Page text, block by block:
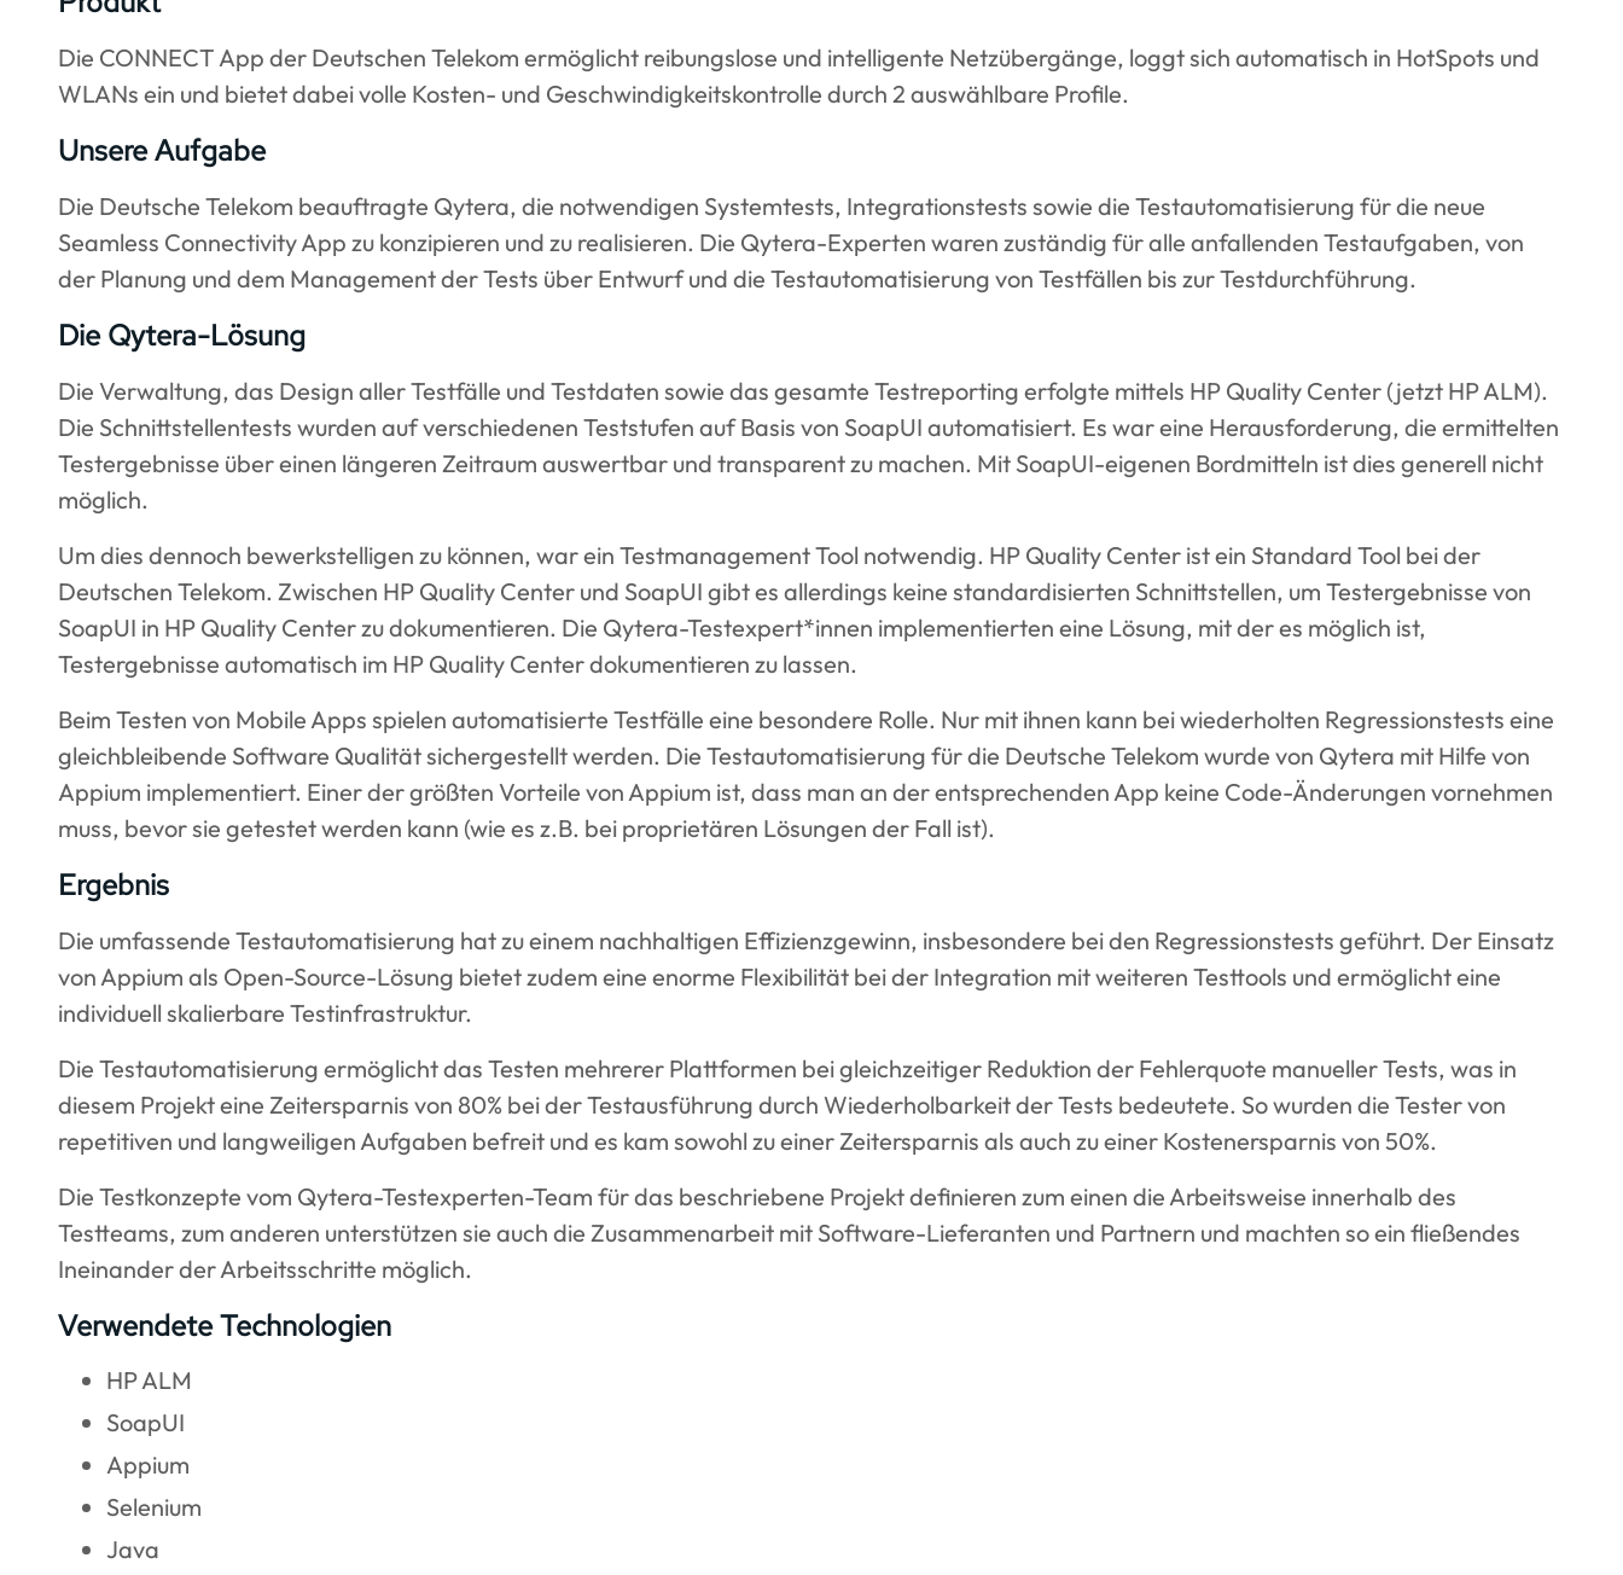
Die CONNECT App der Deutschen Telekom ermöglicht reibungslose und intelligente Netzübergänge, loggt sich automatisch in HotSpots und
WLANs ein und bietet dabei volle Kosten- und Geschwindigkeitskontrolle durch 2 auswählbare Profile.
Unsere Aufgabe
Die Deutsche Telekom beauftragte Qytera, die notwendigen Systemtests, Integrationstests sowie die Testautomatisierung für die neue
Seamless Connectivity App zu konzipieren und zu realisieren. Die Qytera-Experten waren zuständig für alle anfallenden Testaufgaben, von
der Planung und dem Management der Tests über Entwurf und die Testautomatisierung von Testfällen bis zur Testdurchführung.
Die Qytera-Lösung
Die Verwaltung, das Design aller Testfälle und Testdaten sowie das gesamte Testreporting erfolgte mittels HP Quality Center (jetzt HP ALM).
Die Schnittstellentests wurden auf verschiedenen Teststufen auf Basis von SoapUI automatisiert. Es war eine Herausforderung, die ermittelten
Testergebnisse über einen längeren Zeitraum auswertbar und transparent zu machen. Mit SoapUI-eigenen Bordmitteln ist dies generell nicht
möglich.
Um dies dennoch bewerkstelligen zu können, war ein Testmanagement Tool notwendig. HP Quality Center ist ein Standard Tool bei der
Deutschen Telekom. Zwischen HP Quality Center und SoapUI gibt es allerdings keine standardisierten Schnittstellen, um Testergebnisse von
SoapUI in HP Quality Center zu dokumentieren. Die Qytera-Testexpert*innen implementierten eine Lösung, mit der es möglich ist,
Testergebnisse automatisch im HP Quality Center dokumentieren zu lassen.
Beim Testen von Mobile Apps spielen automatisierte Testfälle eine besondere Rolle. Nur mit ihnen kann bei wiederholten Regressionstests eine
gleichbleibende Software Qualität sichergestellt werden. Die Testautomatisierung für die Deutsche Telekom wurde von Qytera mit Hilfe von
Appium implementiert. Einer der größten Vorteile von Appium ist, dass man an der entsprechenden App keine Code-Änderungen vornehmen
muss, bevor sie getestet werden kann (wie es z.B. bei proprietären Lösungen der Fall ist).
Ergebnis
Die umfassende Testautomatisierung hat zu einem nachhaltigen Effizienzgewinn, insbesondere bei den Regressionstests geführt. Der Einsatz
von Appium als Open-Source-Lösung bietet zudem eine enorme Flexibilität bei der Integration mit weiteren Testtools und ermöglicht eine
individuell skalierbare Testinfrastruktur.
Die Testautomatisierung ermöglicht das Testen mehrerer Plattformen bei gleichzeitiger Reduktion der Fehlerquote manueller Tests, was in
diesem Projekt eine Zeitersparnis von 80% bei der Testausführung durch Wiederholbarkeit der Tests bedeutete. So wurden die Tester von
repetitiven und langweiligen Aufgaben befreit und es kam sowohl zu einer Zeitersparnis als auch zu einer Kostenersparnis von 50%.
Die Testkonzepte vom Qytera-Testexperten-Team für das beschriebene Projekt definieren zum einen die Arbeitsweise innerhalb des
Testteams, zum anderen unterstützen sie auch die Zusammenarbeit mit Software-Lieferanten und Partnern und machten so ein fließendes
Ineinander der Arbeitsschritte möglich.
Verwendete Technologien
HP ALM
SoapUI
Appium
Selenium
Java